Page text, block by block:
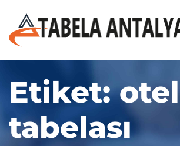
Etiket:otel
tabelası